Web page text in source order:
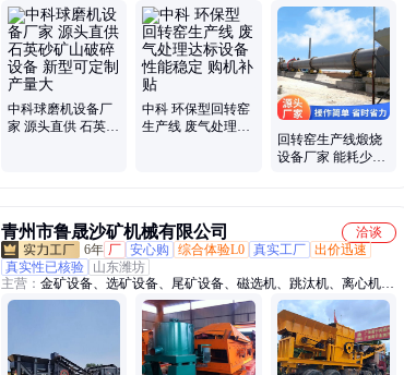
中科球磨机设备厂
家 源头直供 石英砂
中科 环保型回转窑
生产线 废气处理达
回转窑生产线煅烧
设备厂家 能耗少运
青州市鲁晟沙矿机械有限公司
洽谈
6年 厂 安心购 综合体验L0 真实工厂 出价迅速
真实性已核验
山东潍坊
主营： 金矿设备、选矿设备、尾矿设备、磁选机、跳汰机、离心机、
洗沙机、制砂机、破碎机、球磨机、鼓动溜槽、蠕动溜槽、挖沙船